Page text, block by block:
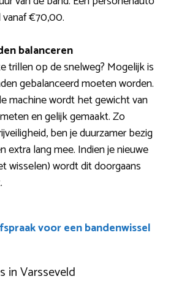
€70,00.
balanceren
trillen op de snelweg? Mogelijk is
gebalanceerd moeten worden.
machine wordt het gewicht van
en gelijk gemaakt. Zo
ben je duurzamer bezig
extra lang mee. Indien je nieuwe
wisselen) wordt dit doorgaans
voor een bandenwissel
in Varsseveld